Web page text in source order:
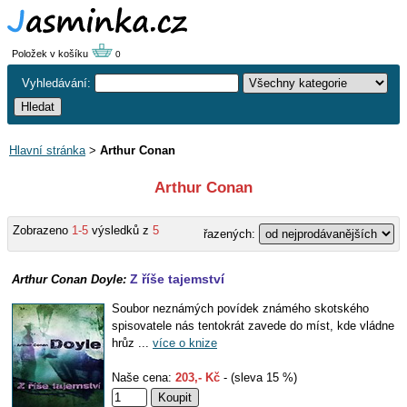
Položek v košíku 0
Vyhledávání:
Hlavní stránka> Arthur Conan
Arthur Conan
Zobrazeno 1-5 výsledků z 5 řazených:
Arthur Conan Doyle: Z říše tajemství
Soubor neznámých povídek známého skotského
spisovatele nás tentokrát zavede do míst, kde vládne
hrůz ... více o knize
Naše cena: 203,- Kč - (sleva 15 %)